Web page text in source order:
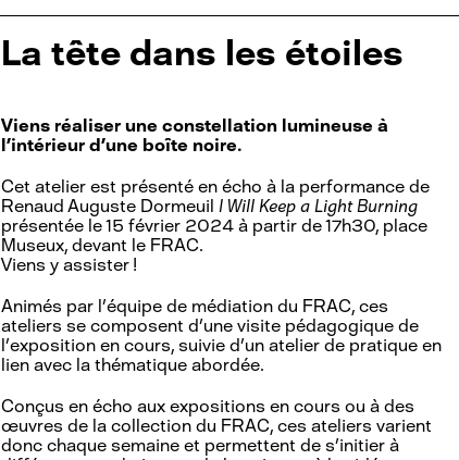
La tête dans les étoiles
Viens réaliser une constellation lumineuse à
l’intérieur d’une boîte noire.
Cet atelier est présenté en écho à la performance de
Renaud Auguste DormeuilI Will Keep a Light Burning
présentée le 15 février 2024 à partir de 17h30, place
Museux, devant le FRAC.
Viens y assister !
Animés par l’équipe de médiation du FRAC, ces
ateliers se composent d’une visite pédagogique de
l’exposition en cours, suivie d’un atelier de pratique en
lien avec la thématique abordée.
Conçus en écho aux expositions en cours ou à des
œuvres de la collection du FRAC, ces ateliers varient
donc chaque semaine et permettent de s’initier à